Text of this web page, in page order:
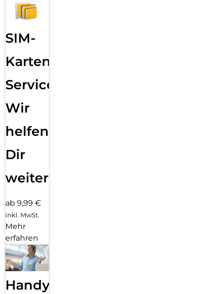
SIM-
Karten
Service:
Wir
helfen
Dir
weiter
ab 9,99 €
inkl. MwSt.
Mehr
erfahren
Handy